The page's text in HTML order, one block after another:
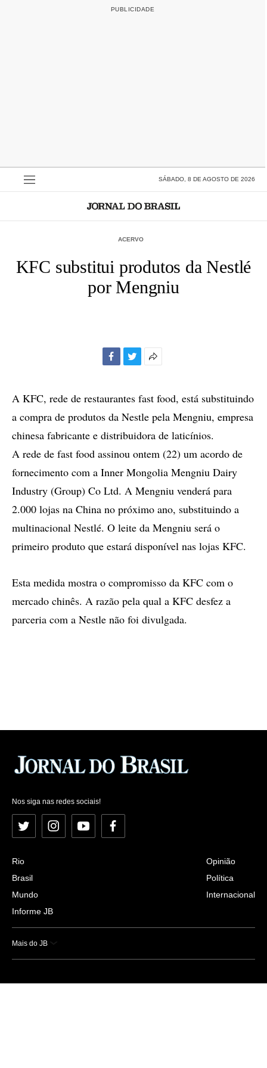
SÁBADO, 8 DE AGOSTO DE 2026
ACERVO
KFC substitui produtos da Nestlé
por Mengniu
compartilhamento
A KFC, rede de restaurantes fast food, está substituindo
a compra de produtos da Nestle pela Mengniu, empresa
chinesa fabricante e distribuidora de laticínios.
A rede de fast food assinou ontem (22) um acordo de
fornecimento com a Inner Mongolia Mengniu Dairy
Industry (Group) Co Ltd. A Mengniu venderá para
2.000 lojas na China no próximo ano, substituindo a
multinacional Nestlé. O leite da Mengniu será o
primeiro produto que estará disponível nas lojas KFC.
Esta medida mostra o compromisso da KFC com o
mercado chinês. A razão pela qual a KFC desfez a
parceria com a Nestle não foi divulgada.
Nos siga nas redes sociais!
Twitter InstagramYouTubeFacebook
Rio
Brasil
Mundo
Informe JB
Opinião
Política
Internacional
Mais do JB
Esportes